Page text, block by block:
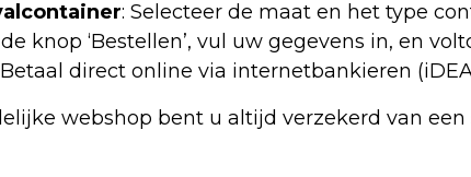
: Selecteer de maat en het type
knop ‘Bestellen’, vul uw gegevens in, en
direct online via internetbankieren
webshop bent u altijd verzekerd van